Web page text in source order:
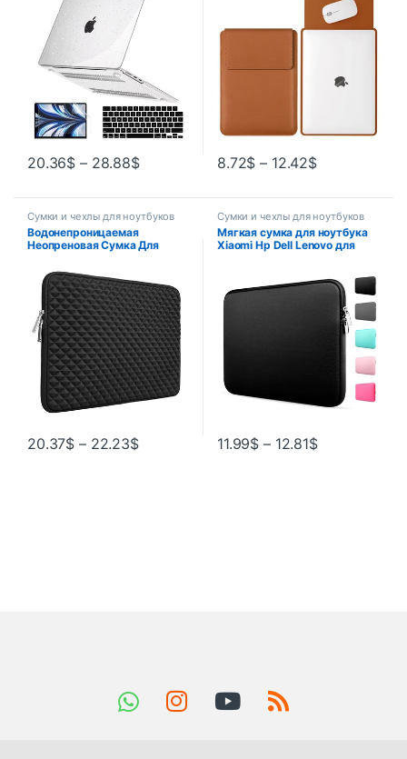
20.36$ – 28.88$ 8.72$ – 12.42$
Сумки и чехлы для ноутбуков
Водонепроницаемая
Неопреновая Сумка Для
Retina 13/11/15 Ultra-Book
Sleeve
20.37$ – 22.23$
Сумки и чехлы для ноутбуков
Мягкая сумка для ноутбука
Xiaomi Hp Dell Lenovo для
11.99$ – 12.81$